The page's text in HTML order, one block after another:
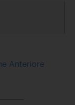
Anteriore